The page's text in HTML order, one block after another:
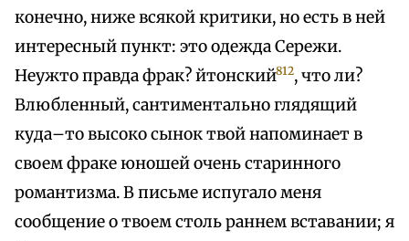
конечно, ниже всякой критики, но есть в ней
интересный пункт: это одежда Сережи.
Неужто правда фрак? йтонский812, что ли?
Влюбленный, сантиментально глядящий
куда–то высоко сынок твой напоминает в
своем фраке юношей очень старинного
романтизма. В письме испугало меня
сообщение о твоем столь раннем вставании; я